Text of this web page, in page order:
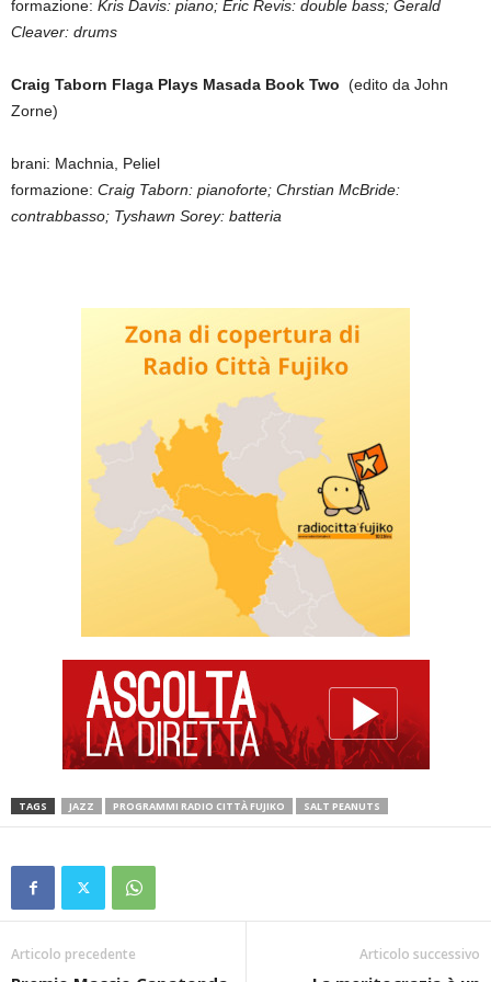
formazione: Kris Davis: piano; Eric Revis: double bass; Gerald
Cleaver: drums
Craig Taborn Flaga Plays Masada Book Two (edito da John
Zorne)
brani: Machnia, Peliel
formazione: Craig Taborn: pianoforte; Chrstian McBride:
contrabbasso; Tyshawn Sorey: batteria
TAGS JAZZ PROGRAMMI RADIO CITTÀ FUJIKO SALT PEANUTS
Articolo precedente Articolo successivo